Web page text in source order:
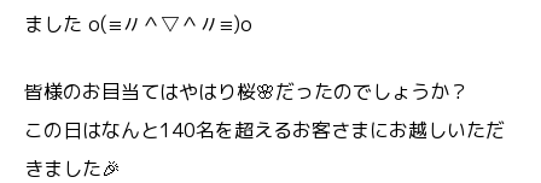
ました o(≡〃＾▽＾〃≡)o
皆様のお目当てはやはり桜🌸だったのでしょうか？
この日はなんと140名を超えるお客さまにお越しいただ
きました🎉